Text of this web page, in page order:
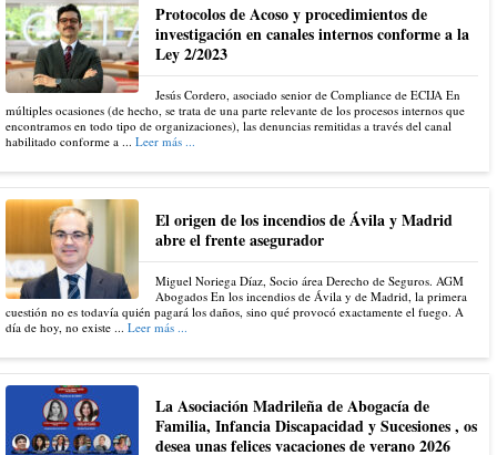
Protocolos de Acoso y procedimientos de
investigación en canales internos conforme a la
Ley 2/2023
Jesús Cordero, asociado senior de Compliance de ECIJA En
múltiples ocasiones (de hecho, se trata de una parte relevante de los procesos internos que
encontramos en todo tipo de organizaciones), las denuncias remitidas a través del canal
habilitado conforme a ... Leer más ...
El origen de los incendios de Ávila y Madrid
abre el frente asegurador
Miguel Noriega Díaz, Socio área Derecho de Seguros. AGM
Abogados En los incendios de Ávila y de Madrid, la primera
cuestión no es todavía quién pagará los daños, sino qué provocó exactamente el fuego. A
día de hoy, no existe ... Leer más ...
La Asociación Madrileña de Abogacía de
Familia, Infancia Discapacidad y Sucesiones , os
desea unas felices vacaciones de verano 2026